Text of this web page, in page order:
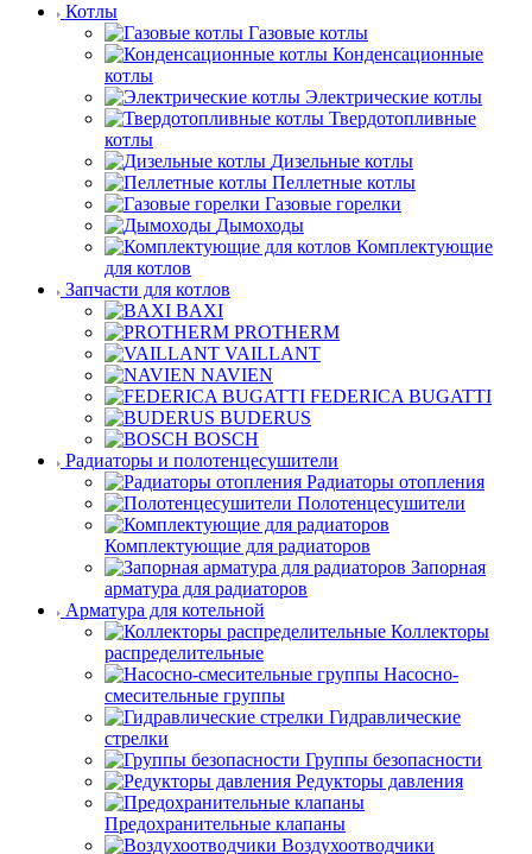
Котлы
Газовые котлы
Конденсационные
котлы
Электрические котлы
Твердотопливные
котлы
Дизельные котлы
Пеллетные котлы
Газовые горелки
Дымоходы
Комплектующие
для котлов
Запчасти для котлов
BAXI
PROTHERM
VAILLANT
NAVIEN
FEDERICA BUGATTI
BUDERUS
BOSCH
Радиаторы и полотенцесушители
Радиаторы отопления
Полотенцесушители
Комплектующие для радиаторов
Запорная
арматура для радиаторов
Арматура для котельной
Коллекторы
распределительные
Насосно-
смесительные группы
Гидравлические
стрелки
Группы безопасности
Редукторы давления
Предохранительные клапаны
Воздухоотводчики